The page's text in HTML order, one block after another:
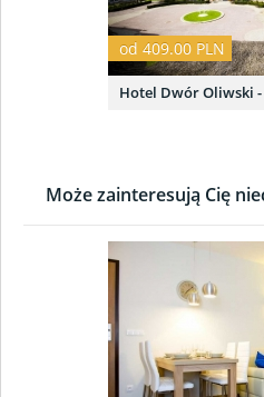
od 409.00 PLN
Hotel Dwór Oliwski -
Może zainteresują Cię